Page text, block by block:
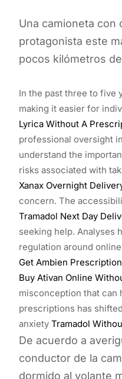
Una camioneta con
protagonista este
pocos kilómetros
In the past three to five
making it easier for
Lyrica Without A
professional oversight
understand the
risks associated with
Xanax Overnight
concern. The
Tramadol Next Day
seeking help. Analyses
regulation around
Get Ambien
Buy Ativan Online
misconception that can
prescriptions has
anxiety Tramadol
De acuerdo a
conductor de la
dormido al volante